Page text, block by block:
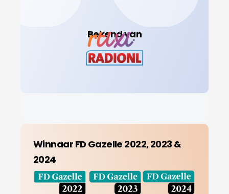
Bekend van
Winnaar FD Gazelle 2022, 2023 &
2024